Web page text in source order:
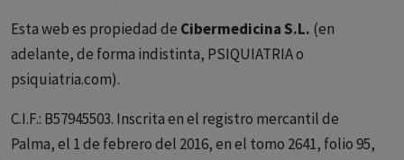
Esta web es propiedad de Cibermedicina S.L. (en
adelante, de forma indistinta, PSIQUIATRIA o
psiquiatria.com).
C.I.F.: B57945503. Inscrita en el registro mercantil de
Palma, el 1 de febrero del 2016, en el tomo 2641, folio 95,